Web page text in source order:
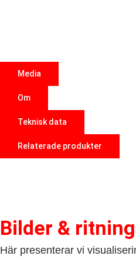
Media
Om
Teknisk data
Relaterade produkter
Bilder &
Här presenterar vi